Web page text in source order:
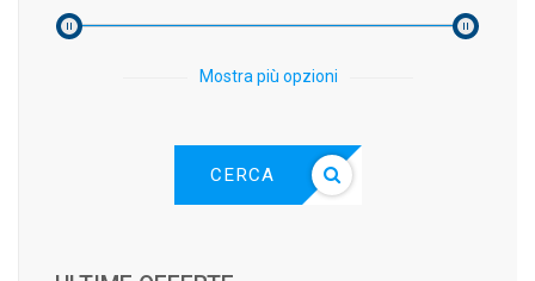
Mostra più opzioni
CERCA